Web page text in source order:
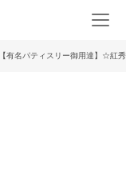
【有名パティスリー御用達】☆